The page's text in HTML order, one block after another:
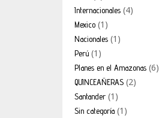
Internacionales(4)
Mexico(1)
Nacionales(1)
Perú(1)
Planes en el Amazonas(6)
QUINCEAÑERAS(2)
Santander(1)
Sin categoría(1)